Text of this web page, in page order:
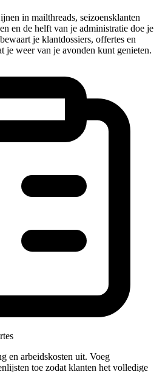
in mailthreads, seizoensklanten
en de helft van je administratie doe je
je klantdossiers, offertes en
je weer van je avonden kunt genieten.
en arbeidskosten uit. Voeg
toe zodat klanten het volledige